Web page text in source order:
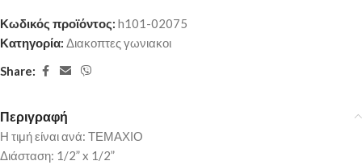
Κωδικός προϊόντος: h101-02075
Κατηγορία: Διακοπτες γωνιακοι
Share:
Περιγραφή
Η τιμή είναι ανά: ΤΕΜΑΧΙΟ
Διάσταση: 1/2” x 1/2”